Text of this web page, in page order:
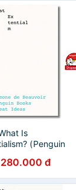
Is
(Penguin
History &
Sách ngoại văn
280.000 đ